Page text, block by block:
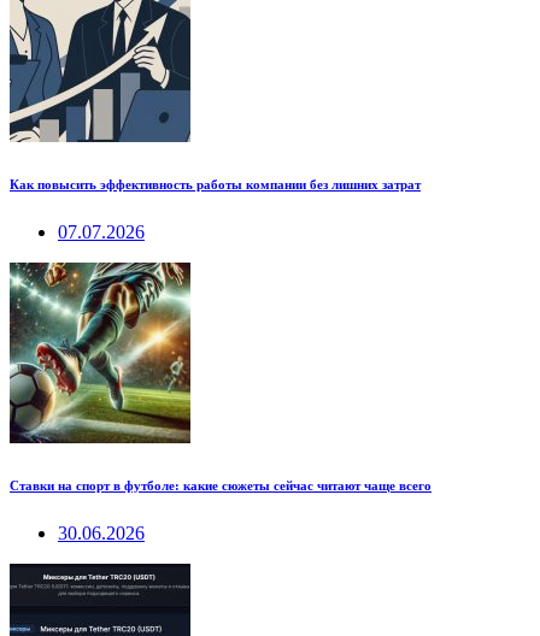
Как повысить эффективность работы компании без лишних затрат
07.07.2026
Ставки на спорт в футболе: какие сюжеты сейчас читают чаще всего
30.06.2026